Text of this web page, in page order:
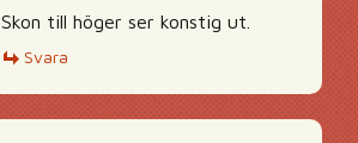
Skon till höger ser konstig ut.
Svara